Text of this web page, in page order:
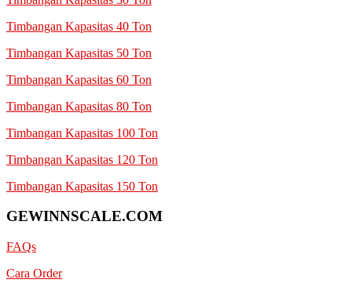
Timbangan Kapasitas 40 Ton
Timbangan Kapasitas 50 Ton
Timbangan Kapasitas 60 Ton
Timbangan Kapasitas 80 Ton
Timbangan Kapasitas 100 Ton
Timbangan Kapasitas 120 Ton
Timbangan Kapasitas 150 Ton
GEWINNSCALE.COM
FAQs
Cara Order